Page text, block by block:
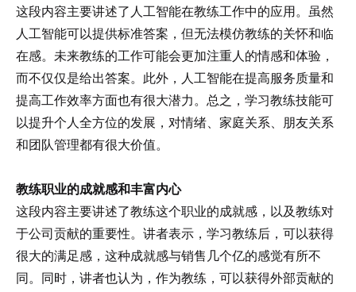
这段内容主要讲述了人工智能在教练工作中的应用。虽然
人工智能可以提供标准答案，但无法模仿教练的关怀和临
在感。未来教练的工作可能会更加注重人的情感和体验，
而不仅仅是给出答案。此外，人工智能在提高服务质量和
提高工作效率方面也有很大潜力。总之，学习教练技能可
以提升个人全方位的发展，对情绪、家庭关系、朋友关系
和团队管理都有很大价值。
教练职业的成就感和丰富内心
这段内容主要讲述了教练这个职业的成就感，以及教练对
于公司贡献的重要性。讲者表示，学习教练后，可以获得
很大的满足感，这种成就感与销售几个亿的感觉有所不
同。同时，讲者也认为，作为教练，可以获得外部贡献的